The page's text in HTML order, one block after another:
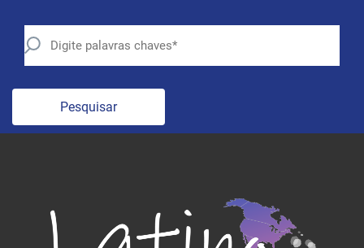
Pesquisar